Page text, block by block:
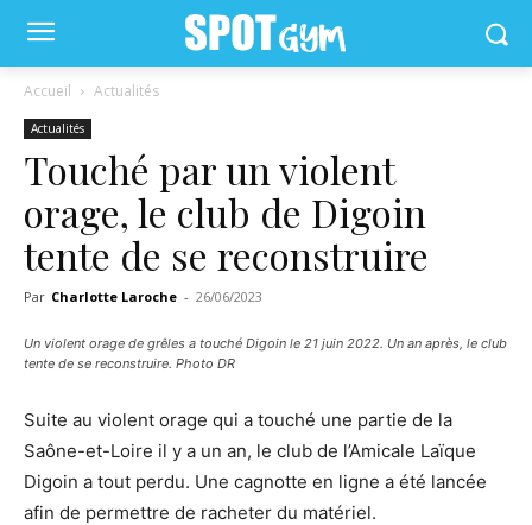
Accueil Actualités
Actualités
Touché par un violent
orage, le club de Digoin
tente de se reconstruire
Par Charlotte Laroche - 26/06/2023
Un violent orage de grêles a touché Digoin le 21 juin 2022. Un an après, le club
tente de se reconstruire. Photo DR
Suite au violent orage qui a touché une partie de la
Saône-et-Loire il y a un an, le club de l’Amicale Laïque
Digoin a tout perdu. Une cagnotte en ligne a été lancée
afin de permettre de racheter du matériel.